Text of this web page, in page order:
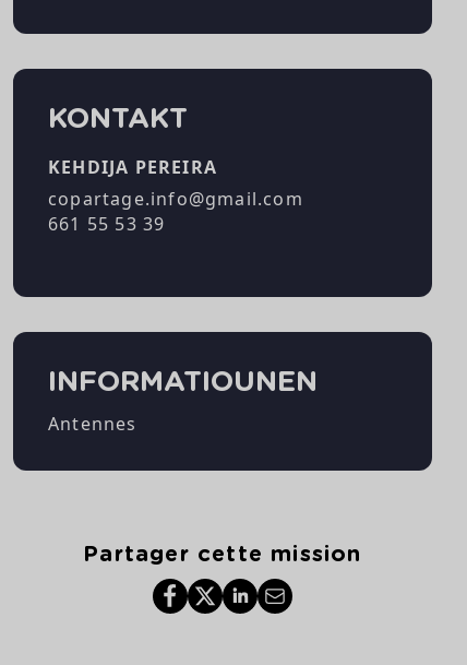
KONTAKT
KEHDIJA PEREIRA
copartage.info@gmail.com
661 55 53 39
INFORMATIOUNEN
Antennes
Partager cette mission